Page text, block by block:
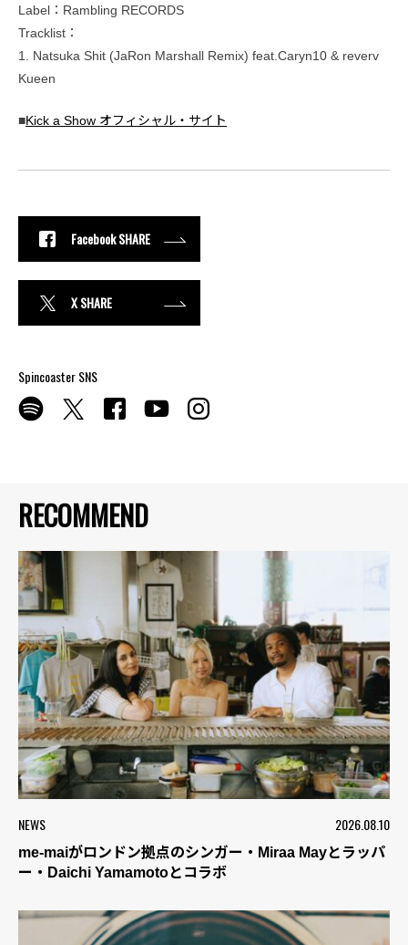
RECOMMEND
NEWS 2026.08.10
me-maiがロンドン拠点のシンガー・Miraa Mayとラッパ
ー・Daichi Yamamotoとコラボ
Label：Rambling RECORDS
Tracklist：
1. Natsuka Shit (JaRon Marshall Remix) feat.Caryn10 & reverv
Kueen
■Kick a Show オフィシャル・サイト
Facebook SHARE
X SHARE
Spincoaster SNS